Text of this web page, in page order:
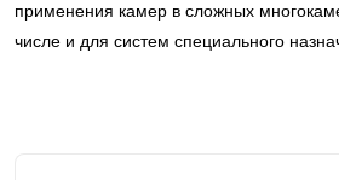
применения камер в сложных
числе и для систем специального